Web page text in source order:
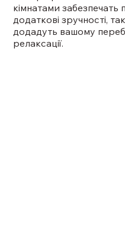
кімнатами забезпечать
додаткові зручності,
додадуть вашому
релаксації.